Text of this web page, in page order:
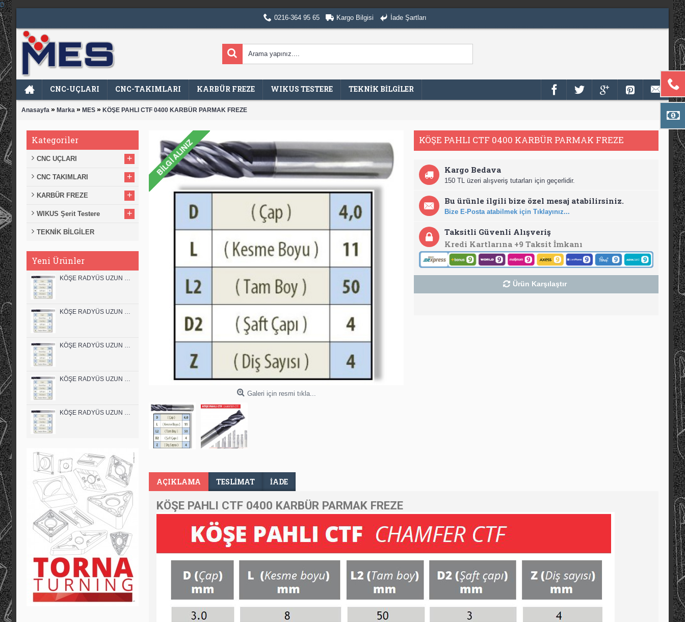
0216-364 95 65 Kargo Bilgisi İade Şartları
CNC-UÇLARI CNC-TAKIMLARI KARBÜR FREZE WIKUS TESTERE TEKNİK BİLGİLER
Anasayfa » Marka » MES » KÖŞE PAHLI CTF 0400 KARBÜR PARMAK FREZE
Kategoriler
CNC UÇLARI +
CNC TAKIMLARI +
KARBÜR FREZE +
WIKUS Şerit Testere +
TEKNİK BİLGİLER
Yeni Ürünler
Galeri için resmi tıkla...
KÖŞE PAHLI CTF 0400 KARBÜR PARMAK FREZE
Kargo Bedava
150 TL üzeri alışveriş tutarları için geçerlidir.
Bu ürünle ilgili bize özel mesaj atabilirsiniz.
Bize E-Posta atabilmek için Tıklayınız...
Taksitli Güvenli Alışveriş
Kredi Kartlarına +9 Taksit İmkanı
Ürün Karşılaştır
AÇIKLAMA TESLIMAT İADE
KÖŞE PAHLI CTF 0400 KARBÜR PARMAK FREZE